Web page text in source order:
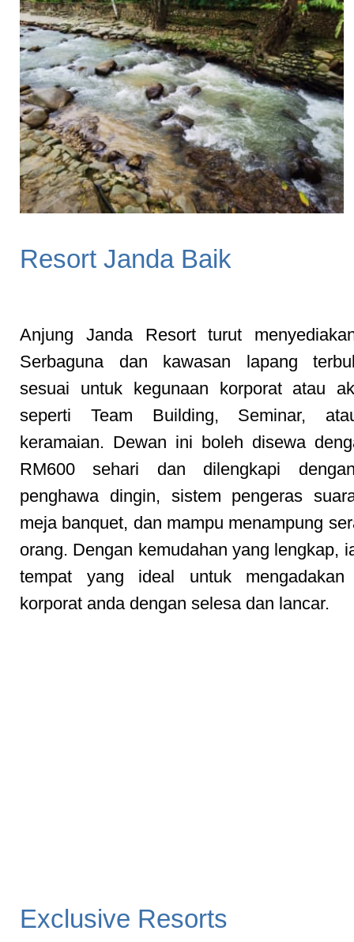
Resort Janda Baik
Anjung Janda Resort turut
Serbaguna dan kawasan lapang
sesuai untuk kegunaan korporat atau
seperti Team Building, Seminar,
keramaian. Dewan ini boleh disewa
RM600 sehari dan dilengkapi
penghawa dingin, sistem pengeras
meja banquet, dan mampu menampung
orang. Dengan kemudahan yang lengkap,
tempat yang ideal untuk mengadakan
korporat anda dengan selesa dan lancar.
Exclusive Resorts